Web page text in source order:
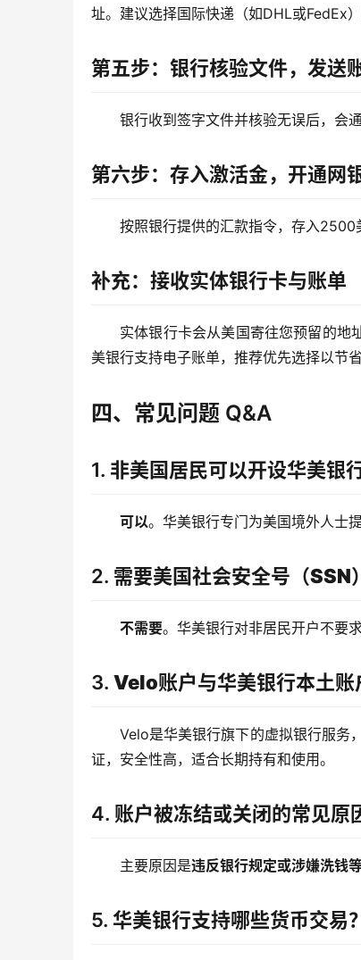
址。建议选择国际快递（如DHL或FedEx）
第五步：银行核验文件，发送
银行收到签字文件并核验无误后，会
第六步：存入激活金，开通网
按照银行提供的汇款指令，存入2500
补充：接收实体银行卡与账单
实体银行卡会从美国寄往您预留的地
美银行支持电子账单，推荐优先选择以节
四、常见问题 Q&A
1. 非美国居民可以开设华美银
可以。华美银行专门为美国境外人士
2. 需要美国社会安全号（SSN
不需要。华美银行对非居民开户不要
3. Velo账户与华美银行本土账
Velo是华美银行旗下的虚拟银行服务
证，安全性高，适合长期持有和使用。
4. 账户被冻结或关闭的常见原
主要原因是违反银行规定或涉嫌洗钱
5. 华美银行支持哪些货币交易？